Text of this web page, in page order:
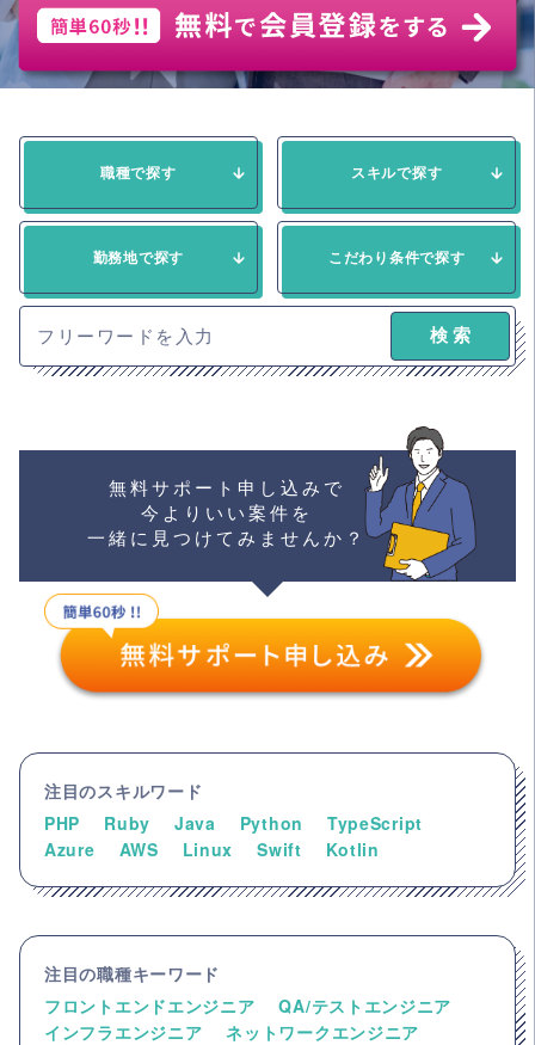
職種で探す スキルで探す
勤務地で探す こだわり条件で探す
無料サポート申し込みで
今よりいい案件を
一緒に見つけてみませんか？
注目のスキルワード
PHP
Ruby Java Python
TypeScript
Azure
AWS Linux Swift Kotlin
注目の職種キーワード
フロントエンドエンジニア
QA/テストエンジニア
インフラエンジニア
ネットワークエンジニア